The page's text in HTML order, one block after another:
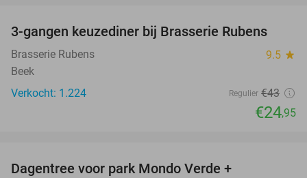
42%
3-gangen keuzediner bij Brasserie Rubens
Brasserie Rubens 9.5 star
Beek
Verkocht: 1.224
Regulier €43
€24,95
Dagentree voor park Mondo Verde +